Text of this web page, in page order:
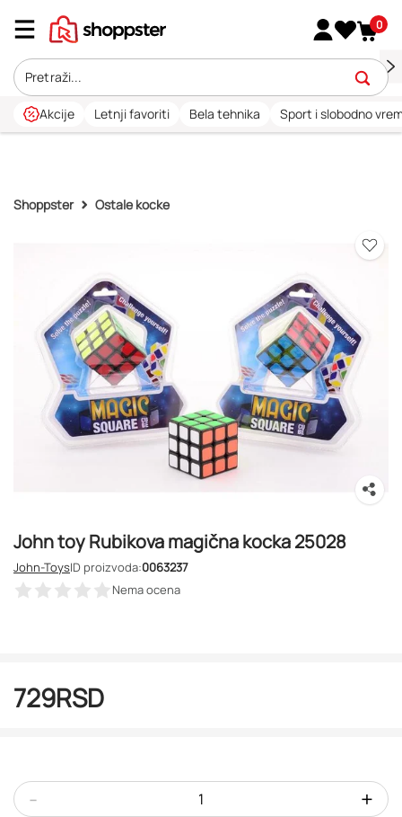
0
Akcije Letnji favoriti Bela tehnika Sport i slobodno
Shoppster Ostale kocke
John toy Rubikova magična kocka 25028
John-ToysID proizvoda:0063237
Nema ocena
729RSD
- +